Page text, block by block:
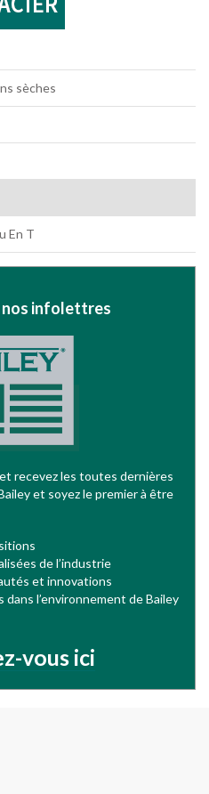
sèches
En T
nos infolettres
recevez les toutes dernières
et soyez le premier à être
de l’industrie
et innovations
l’environnement de Bailey
vous ici